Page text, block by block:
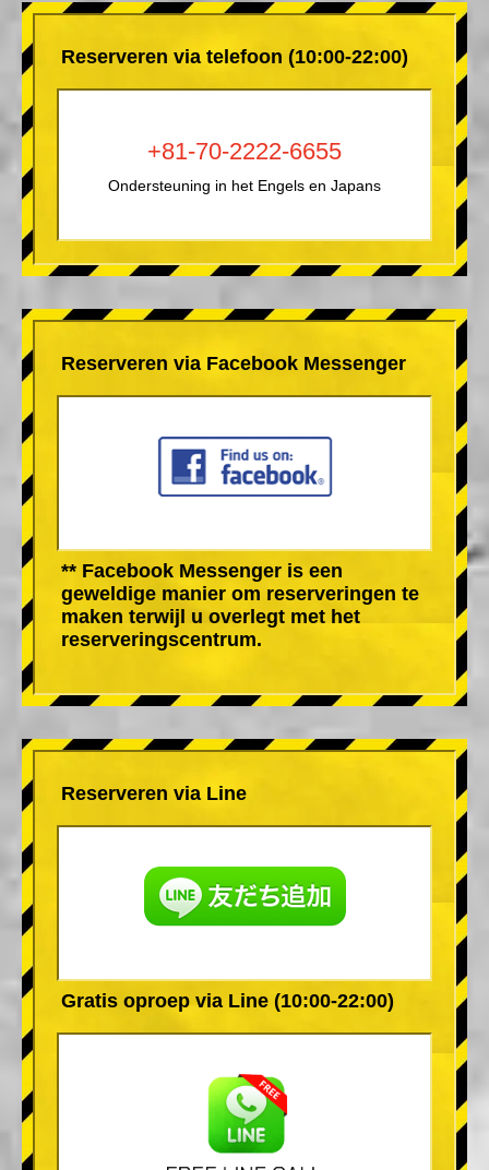
Reserveren via telefoon (10:00-22:00)
+81-70-2222-6655
Ondersteuning in het Engels en Japans
Reserveren via Facebook Messenger
** Facebook Messenger is een
geweldige manier om reserveringen te
maken terwijl u overlegt met het
reserveringscentrum.
Reserveren via Line
Gratis oproep via Line (10:00-22:00)